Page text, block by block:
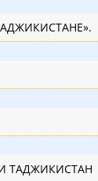
В ТАДЖИКИСТАНЕ».
ХАТЛОНСКОЙ ОБЛАСТИ РЕСПУБЛИКИ ТАДЖИКИСТАН